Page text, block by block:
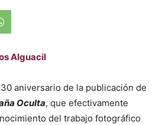
Alguacil
aniversario de la publicación de
Oculta, que efectivamente
del trabajo fotográfico